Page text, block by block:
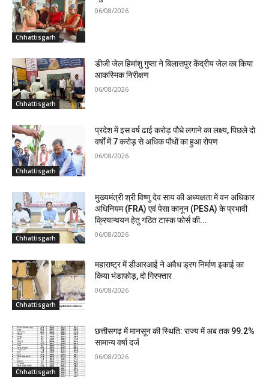
Chhattisgarh
06/08/2026
Chhattisgarh
डीजी जेल हिमांशु गुप्ता ने बिलासपुर केंद्रीय जेल का किया
आकस्मिक निरीक्षण
06/08/2026
Chhattisgarh
प्रदेश में इस वर्ष ढाई करोड़ पौधे लगाने का लक्ष्य, पिछले दो
वर्षों में 7 करोड़ से अधिक पौधों का हुआ रोपण
06/08/2026
Chhattisgarh
मुख्यमंत्री श्री विष्णु देव साय की अध्यक्षता में वन अधिकार
अधिनियम (FRA) एवं पेसा कानून (PESA) के प्रभावी
क्रियान्वयन हेतु गठित टास्क फोर्स की...
06/08/2026
Chhattisgarh
महाराष्ट्र में डीआरआई ने अवैध ड्रग निर्माण इकाई का
किया भंडाफोड़, दो गिरफ्तार
06/08/2026
Chhattisgarh
छत्तीसगढ़ में मानसून की स्थिति: राज्य में अब तक 99.2%
सामान्य वर्षा दर्ज
06/08/2026